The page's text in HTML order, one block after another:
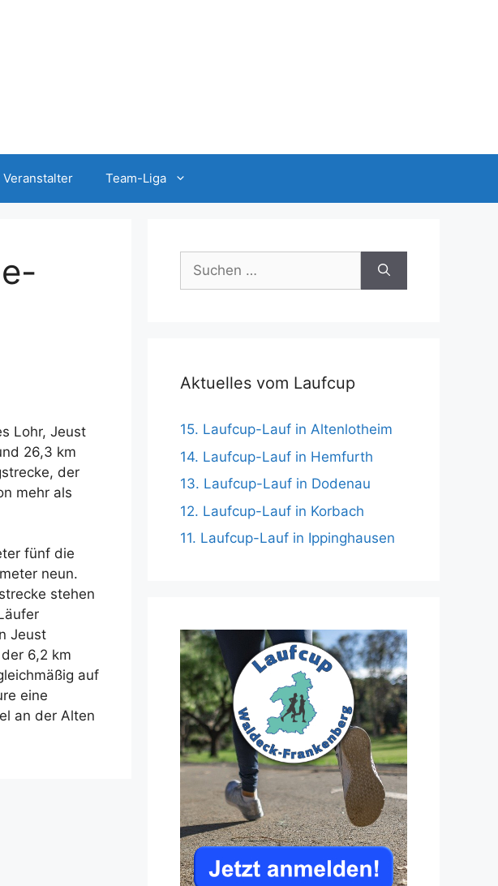
Team-Liga
Lohr, Jeust
26,3 km
der
mehr als
fünf die
neun.
stehen
Jeust
6,2 km
auf
eine
an der Alten
Suchen
nach:
Aktuelles vom Laufcup
15. Laufcup-Lauf in Altenlotheim
14. Laufcup-Lauf in Hemfurth
13. Laufcup-Lauf in Dodenau
12. Laufcup-Lauf in Korbach
11. Laufcup-Lauf in Ippinghausen